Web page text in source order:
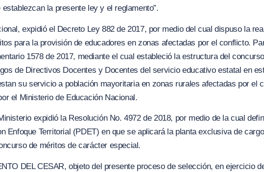
la presente ley y el reglamento”.
expidió el Decreto Ley 882 de 2017, por medio del cual dispuso la
para la provisión de educadores en zonas afectadas por el conflicto.
1578 de 2017, mediante el cual estableció la estructura del
de Directivos Docentes y Docentes del servicio educativo estatal en
su servicio a población mayoritaria en zonas rurales afectadas por el
el Ministerio de Educación Nacional.
expidió la Resolución No. 4972 de 2018, por medio de la cual
Enfoque Territorial (PDET) en que se aplicará la planta exclusiva de
de méritos de carácter especial.
DEL CESAR, objeto del presente proceso de selección, en ejercicio